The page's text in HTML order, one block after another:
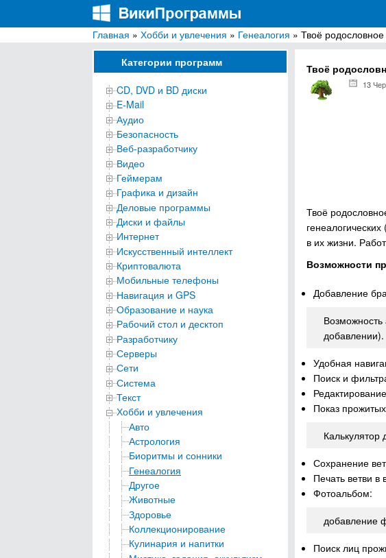
ВикиПрограммы
Энциклопедия бесплатных компьютерных программ для
Главная » Хобби и увлечения » Генеалогия » Твоё
Категории программ
CD, DVD и BD диски
E-Mail
Аудио
Безопасность
Веб-разработчику
Видео
Геймерам
Графика и дизайн
Деловые программы
Диски и файлы
Интернет
Искусственный интеллект
Криптовалюта
Мобильные телефоны
Навигация и GPS
Образование и наука
Рабочий стол и десктоп
Разработчику
Серверы
Сети
Система
Текст
Хобби и увлечения
Авто
Астрология
Биоритмы и сонники
Генеалогия
Другое
Животные
Здоровье
Коллекционирование
Кулинария и напитки
Твоё
13
Твоё
в их жизни.
Возможности
Добавление
Возможность
добавлении).
Удобная
Поиск и
Показ
Калькулятор
Сохранение
Печать ветви в
Фотоальбом:
добавление
Поиск лиц